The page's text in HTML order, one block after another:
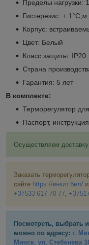
Пределы нагрузки:
Гистерезис: ± 1°С;м
Корпус:
Цвет: Белый
Класс защиты: IP20
Страна
Гарантия: 5 лет
В комплекте:
Терморегулятор
Паспорт,
Осуществляем
Заказать
сайте https://инкит.бел/
+37533-617-70-77
Посмотреть, выбрать
можно по адресу: г.
Минск, ул. Стебенева